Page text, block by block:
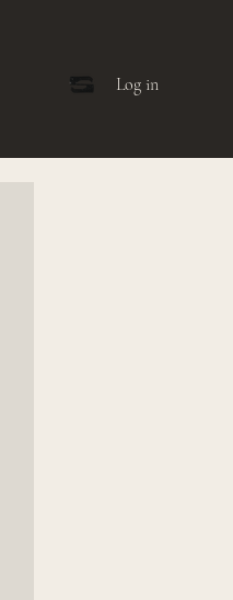
Log in